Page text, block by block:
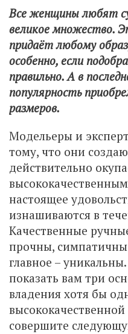
Все женщины любят
великое множество.
придаёт любому
особенно, если
правильно. А в
популярность
размеров.
Модельеры и
тому, что они
действительно
настоящее
изнашиваются в
Качественные
прочны, симпатичны
главное –
показать вам три
владения хотя бы
совершите